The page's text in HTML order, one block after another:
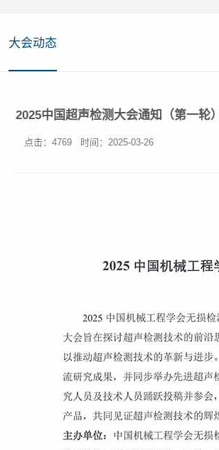
大会动态
2025中国超声检测大会通知（第一轮）
点击： 4769 时间：2025-03-26